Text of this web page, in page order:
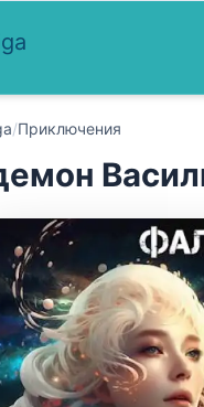
/Приключения